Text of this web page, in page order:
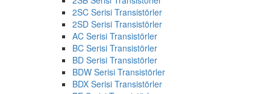
2SC Serisi Transistörler
2SD Serisi Transistörler
AC Serisi Transistörler
BC Serisi Transistörler
BD Serisi Transistörler
BDW Serisi Transistörler
BDX Serisi Transistörler